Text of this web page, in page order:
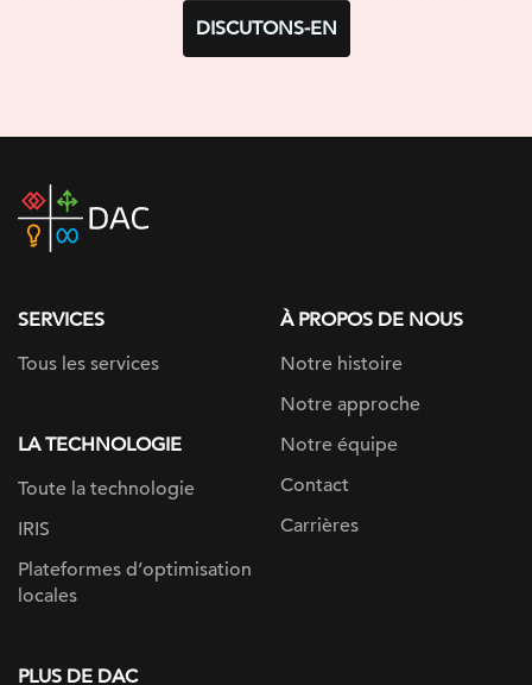
DISCUTONS-EN
home
SERVICES
Tous les services
LA TECHNOLOGIE
Toute la technologie
IRIS
Plateformes d’optimisation
locales
À PROPOS DE NOUS
Notre histoire
Notre approche
Notre équipe
Contact
Carrières
PLUS DE DAC